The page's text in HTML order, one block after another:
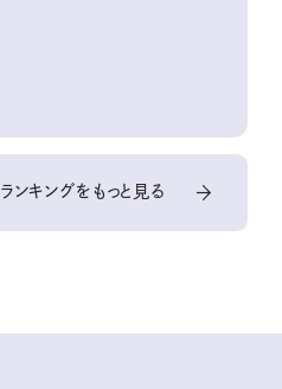
ランキングをもっと見る